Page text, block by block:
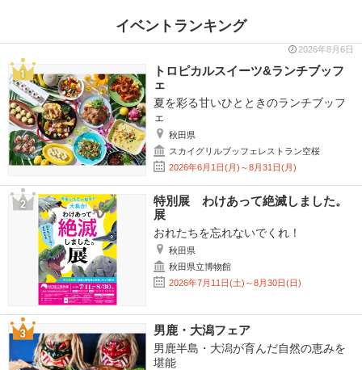
イベントランキング
2026年8月6日
トロピカルスイーツ&ランチブッフ
ェ
夏を彩る甘いひとときのランチブッフ
ェ
秋田県
スカイグリルブッフェレストラン空桜
2026年6月1日(月)～8月31日(月)
特別展 わけあって絶滅しました。
展
おれたちを忘れないでくれ！
秋田県
秋田県立博物館
2026年7月11日(土)～8月30日(日)
男鹿・大潟フェア
男鹿半島・大潟が育んだ自然の恵みを
堪能